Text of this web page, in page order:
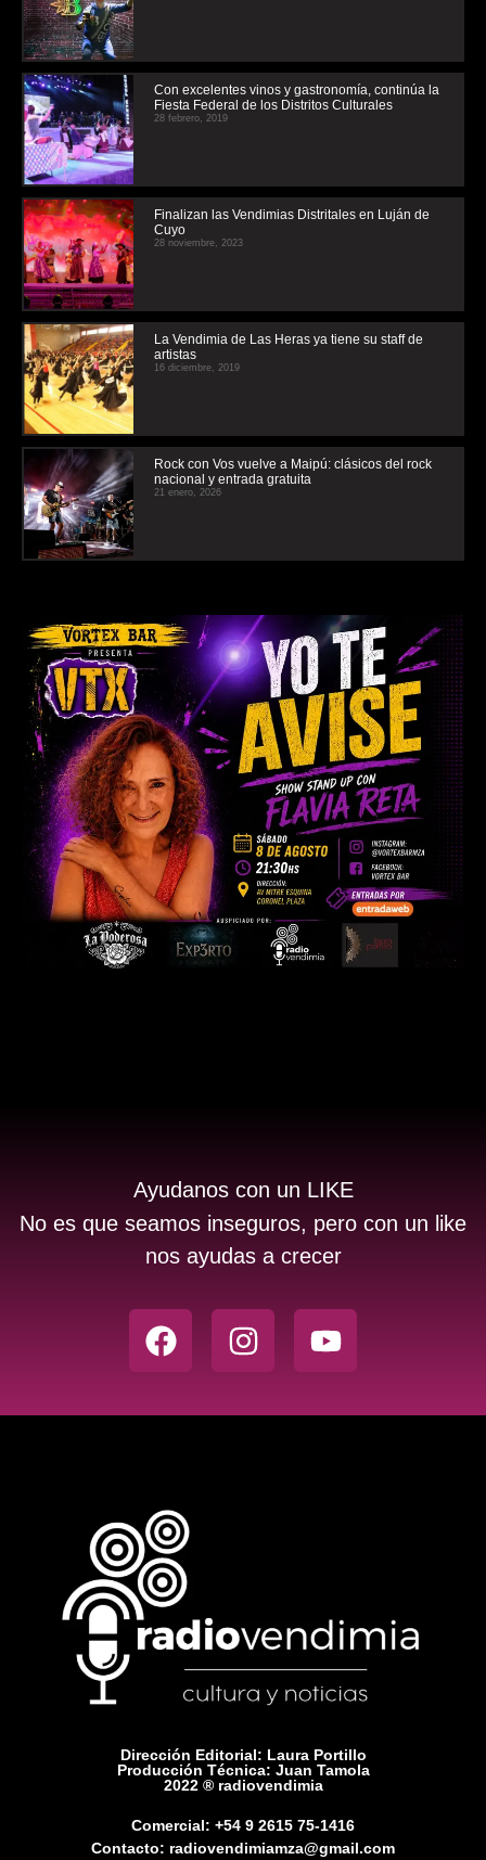
Con excelentes vinos y gastronomía, continúa la
Fiesta Federal de los Distritos Culturales
28 febrero, 2019
Finalizan las Vendimias Distritales en Luján de
Cuyo
28 noviembre, 2023
La Vendimia de Las Heras ya tiene su staff de
artistas
16 diciembre, 2019
Rock con Vos vuelve a Maipú: clásicos del rock
nacional y entrada gratuita
21 enero, 2026
Ayudanos con un LIKE
No es que seamos inseguros, pero con un like
nos ayudas a crecer
Dirección Editorial: Laura Portillo
Producción Técnica: Juan Tamola
2022 ® radiovendimia
Comercial: +54 9 2615 75-1416
Contacto: radiovendimiamza@gmail.com